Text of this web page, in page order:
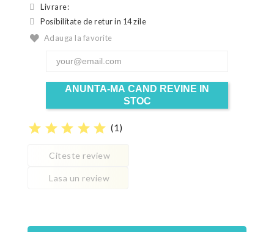
Livrare:
Posibilitate de retur in 14 zile
Adauga la favorite
ANUNTA-MA CAND REVINE IN
STOC
star star star star star (1)
Citeste review
Lasa un review